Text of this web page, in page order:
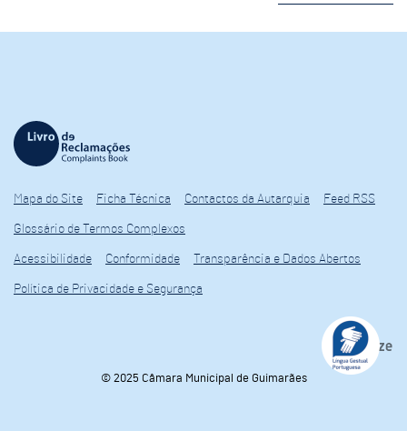
Mapa do Site Ficha Técnica Contactos da Autarquia Feed RSS
Glossário de Termos Complexos
Acessibilidade Conformidade Transparência e Dados Abertos
Política de Privacidade e Segurança
© 2025 Câmara Municipal de Guimarães